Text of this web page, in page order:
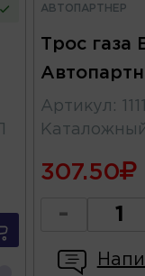
АВТОПАРТНЕР
Трос газа
Артикул :
307.50
-